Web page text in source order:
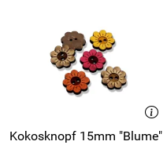
Kokosknopf 15mm "Blume"